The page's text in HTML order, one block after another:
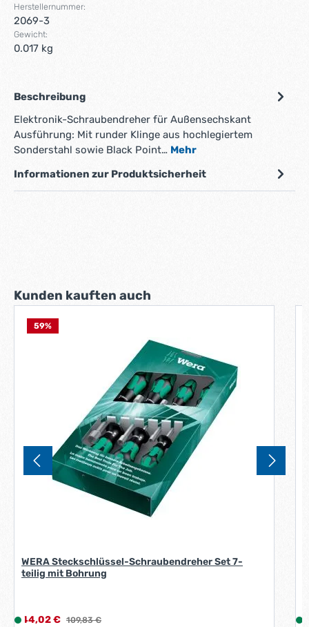
Herstellernummer:
2069-3
Gewicht:
0.017 kg
Beschreibung
Elektronik-Schraubendreher für Außensechskant
Ausführung: Mit runder Klinge aus hochlegiertem
Sonderstahl sowie Black Point… Mehr
Informationen zur Produktsicherheit
Produktgalerie überspringen
Kunden kauften auch
59%
WERA Steckschlüssel-Schraubendreher Set 7-
teilig mit Bohrung
Verkaufspreis:
L
44,02 € Regulärer Preis:
109,83 €